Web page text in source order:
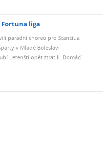
Fortuna liga
parádní choreo pro Stanciua
v Mladé Boleslavi
Letenští opět ztratili. Domácí